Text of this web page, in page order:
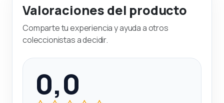
Valoraciones del producto
Comparte tu experiencia y ayuda a otros
coleccionistas a decidir.
0,0